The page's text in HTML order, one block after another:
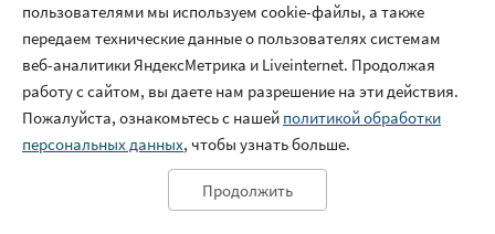
Правила сайта
Политика обработки персональных данных
Размещение рекламы
Контакты
пользователями мы используем cookie-файлы, а также
передаем технические данные о пользователях системам
веб-аналитики ЯндексМетрика и Liveinternet. Продолжая
работу с сайтом, вы даете нам разрешение на эти действия.
Пожалуйста, ознакомьтесь с нашей политикой обработки
персональных данных, чтобы узнать больше.
Продолжить